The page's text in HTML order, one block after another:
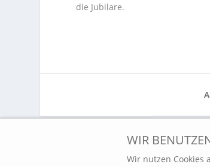
die Jubilare.
WIR
Wir nutzen Cookies